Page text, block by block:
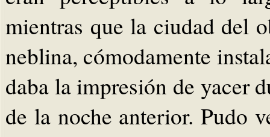
mientras que la ciudad del
neblina, cómodamente
daba la impresión de yacer
de la noche anterior. Pudo